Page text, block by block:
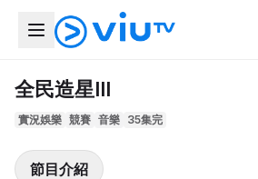
全民造星III
實況娛樂 競賽 音樂 35集完
節目介紹